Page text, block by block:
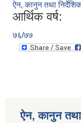
ऐन, कानुन तथा
आर्थिक वर्ष:
७६/७७
ऐन, कानुन तथा